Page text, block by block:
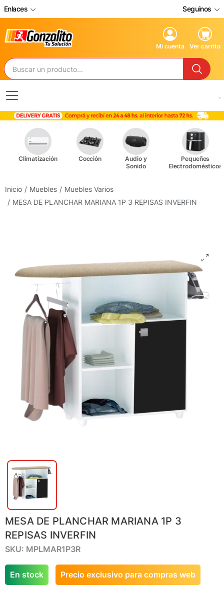
Enlaces Seguinos
Mi cuenta Ver carrito
.
Climatización Cocción
Audio y
Sonido
Pequeños
Electrodomésticos
Inicio Muebles
Muebles Varios
MESA DE PLANCHAR MARIANA 1P 3 REPISAS INVERFIN
MESA DE PLANCHAR MARIANA 1P 3
REPISAS INVERFIN
SKU: MPLMAR1P3R
En stock Precio exclusivo para compras web